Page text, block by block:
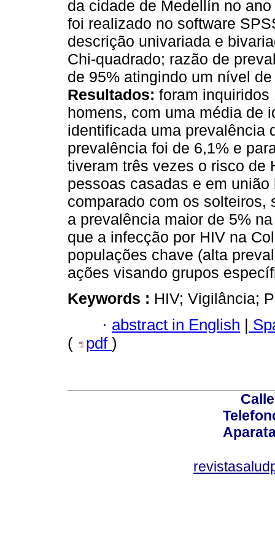
da cidade de Medellín no
foi realizado no software
descrição univariada e
Chi-quadrado; razão de
de 95% atingindo um nível
Resultados: foram inquiridos
homens, com uma média de
identificada uma prevalência
prevalência foi de 6,1% e
tiveram três vezes o risco de
pessoas casadas e em
comparado com os
a prevalência maior de 5%
que a infecção por HIV na
populações chave (alta
ações visando grupos
Keywords : HIV; Vigilância;
· abstract in English |
(
pdf )